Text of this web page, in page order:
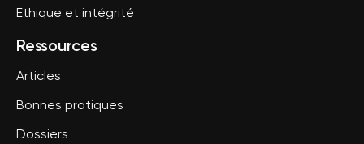
Ethique et intégrité
Ressources
Articles
Bonnes pratiques
Dossiers